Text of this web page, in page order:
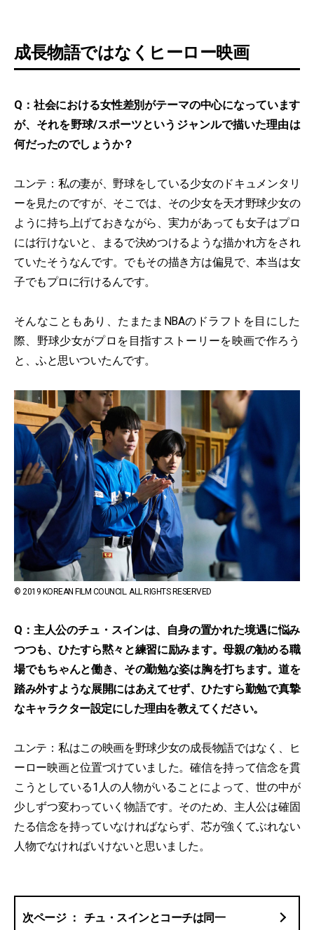
成長物語ではなくヒーロー映画
Q：社会における女性差別がテーマの中心になっています
が、それを野球/スポーツというジャンルで描いた理由は
何だったのでしょうか？
ユンテ：私の妻が、野球をしている少女のドキュメンタリ
ーを見たのですが、そこでは、その少女を天才野球少女の
ように持ち上げておきながら、実力があっても女子はプロ
には行けないと、まるで決めつけるような描かれ方をされ
ていたそうなんです。でもその描き方は偏見で、本当は女
子でもプロに行けるんです。
そんなこともあり、たまたまNBAのドラフトを目にした
際、野球少女がプロを目指すストーリーを映画で作ろう
と、ふと思いついたんです。
© 2019 KOREAN FILM COUNCIL. ALL RIGHTS RESERVED
Q：主人公のチュ・スインは、自身の置かれた境遇に悩み
つつも、ひたすら黙々と練習に励みます。母親の勧める職
場でもちゃんと働き、その勤勉な姿は胸を打ちます。道を
踏み外すような展開にはあえてせず、ひたすら勤勉で真摯
なキャラクター設定にした理由を教えてください。
ユンテ：私はこの映画を野球少女の成長物語ではなく、ヒ
ーロー映画と位置づけていました。確信を持って信念を貫
こうとしている1人の人物がいることによって、世の中が
少しずつ変わっていく物語です。そのため、主人公は確固
たる信念を持っていなければならず、芯が強くてぶれない
人物でなければいけないと思いました。
チュ・スインとコーチは同一